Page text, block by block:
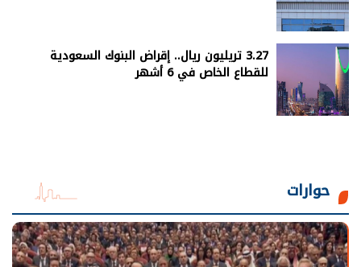
3.27 تريليون ريال.. إقراض البنوك السعودية
للقطاع الخاص في 6 أشهر
حوارات